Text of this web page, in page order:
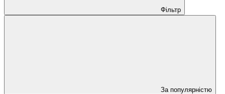
Фільтр
За популярністю